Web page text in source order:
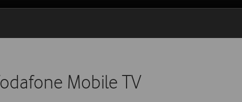
Mobile TV